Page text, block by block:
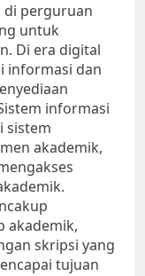
di perguruan
untuk
Di era digital
informasi dan
informasi
sistem
akademik,
akademik,
skripsi yang
tujuan